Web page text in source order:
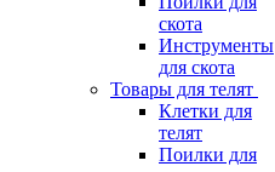
скота
Инструменты
для скота
Товары для телят
Клетки для
телят
Поилки для